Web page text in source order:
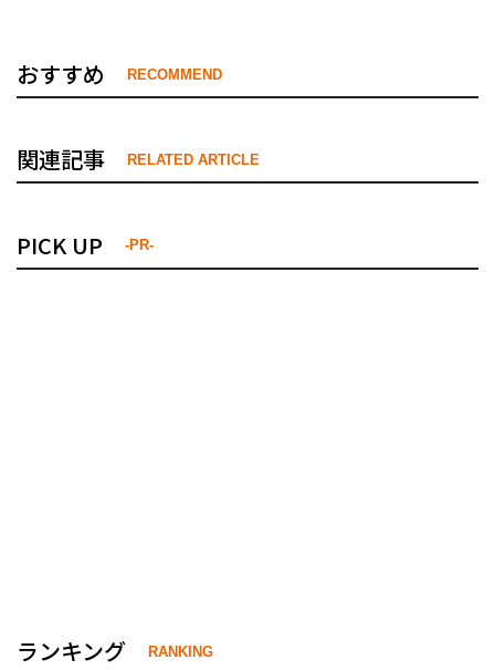
おすすめ RECOMMEND
関連記事 RELATED ARTICLE
PICK UP -PR-
ランキング RANKING